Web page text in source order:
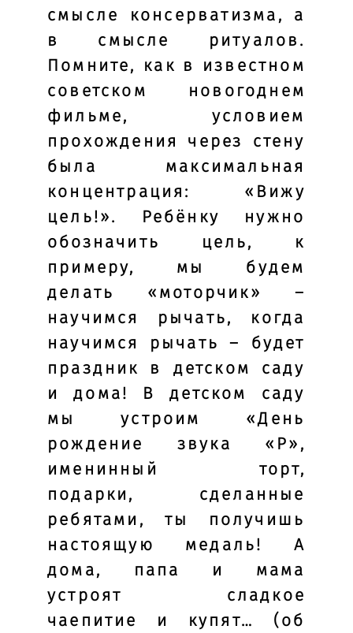
смысле консерватизма, а
в смысле ритуалов.
Помните, как в известном
советском новогоднем
фильме, условием
прохождения через стену
была максимальная
концентрация: «Вижу
цель!». Ребёнку нужно
обозначить цель, к
примеру, мы будем
делать «моторчик» –
научимся рычать, когда
научимся рычать – будет
праздник в детском саду
и дома! В детском саду
мы устроим «День
рождение звука «Р»,
именинный торт,
подарки, сделанные
ребятами, ты получишь
настоящую медаль! А
дома, папа и мама
устроят сладкое
чаепитие и купят… (об